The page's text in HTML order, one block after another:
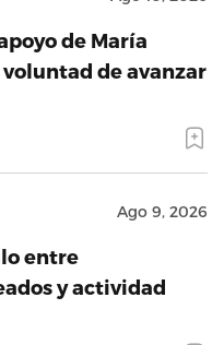
de María
de avanzar
Ago 9, 2026
entre
y actividad